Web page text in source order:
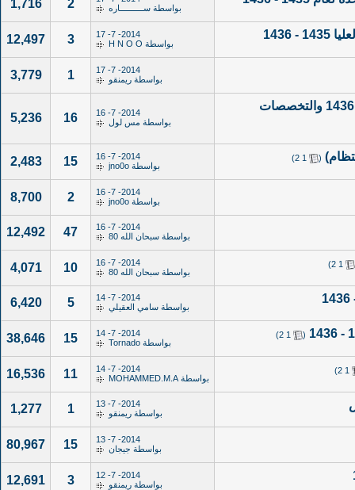
بواسطة ســــــــــاره 2
1,716
2014- 7- 17
بواسطة H N O O
3
12,497
2014- 7- 17
بواسطة ريمنقو 1
3,779
[ جامعة الدمام, التعليم عن بعد ]- موعد التسجيل للعام المقبل 1435 / 1436 والتخصصات
2014- 7- 16
بواسطة مس لول 16
5,236
(
1
2
)
2014- 7- 16
بواسطة jno0o
15
2,483
2014- 7- 16
بواسطة jno0o
2
8,700
2014- 7- 16
بواسطة سبحان الله 80 47
12,492
1
2
)
2014- 7- 16
بواسطة سبحان الله 80 10
4,071
2014- 7- 14
بواسطة سامي العقيلي 5
6,420
(
1
2
)
2014- 7- 14
بواسطة Tornado
15
38,646
1
2
)
2014- 7- 14
بواسطة MOHAMMED.M.A
11
16,536
2014- 7- 13
بواسطة ريمنقو 1
1,277
2014- 7- 13
بواسطة جيجان 15
80,967
2014- 7- 12
بواسطة ريمنقو 3
12,691